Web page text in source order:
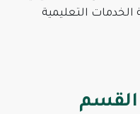
الخدمات التعليمية